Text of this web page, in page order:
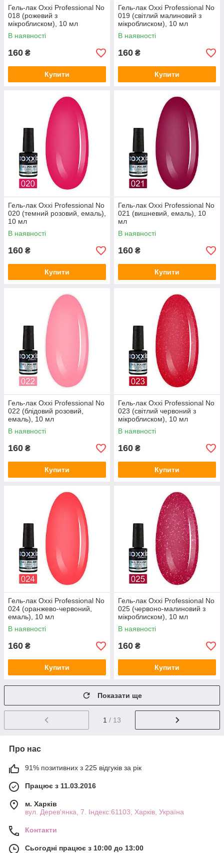
Гель-лак Oxxi Professional No
018 (рожевий з
мікроблиском), 10 мл
В наявності
160 ₴
Купити
Гель-лак Oxxi Professional No
019 (світлий малиновий з
мікроблиском), 10 мл
В наявності
160 ₴
Купити
Гель-лак Oxxi Professional No
020 (темний розовий, емаль),
10 мл
В наявності
160 ₴
Купити
Гель-лак Oxxi Professional No
021 (вишневий, емаль), 10
мл
В наявності
160 ₴
Купити
Гель-лак Oxxi Professional No
022 (блідовий розовий,
емаль), 10 мл
В наявності
160 ₴
Купити
Гель-лак Oxxi Professional No
023 (світлий червоний з
мікроблиском), 10 мл
В наявності
160 ₴
Купити
Гель-лак Oxxi Professional No
024 (оранжево-червоний,
емаль), 10 мл
В наявності
160 ₴
Купити
Гель-лак Oxxi Professional No
025 (червоно-малиновий з
мікроблиском), 10 мл
В наявності
160 ₴
Купити
Показати ще
1 / 13
Про нас
91% позитивних з 225 відгуків за рік
Працює з 11.03.2016
м. Харків
вул. Дерев'янка, 7. Індекс:61103, Харків, Україна
Контакти
Сьогодні працює з 10:00 до 13:00